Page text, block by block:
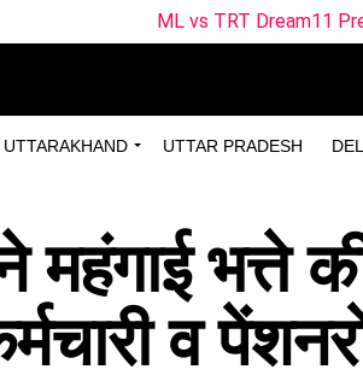
UTTARAKHAND UTTAR PRADESH
TRT Dream11 Prediction Match 25:
महंगाई भत्ते
व